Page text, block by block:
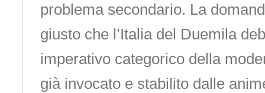
problema secondario. La
giusto che l’Italia del Duemila
imperativo categorico della
già invocato e stabilito dalle